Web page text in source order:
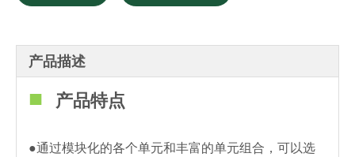
产品描述
■ 产品特点
●通过模块化的各个单元和丰富的单元组合，可以选